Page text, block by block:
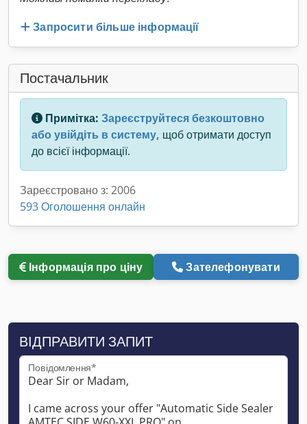
Запросити більше інформації
Постачальник
Примітка: Зареєструйтеся безкоштовно
або увійдіть в систему, щоб отримати доступ
до всієї інформації.
Зареєстровано з: 2006
593 Оголошення онлайн
Інформація про ціну Зателефонувати
ВІДПРАВИТИ ЗАПИТ
Повідомлення*